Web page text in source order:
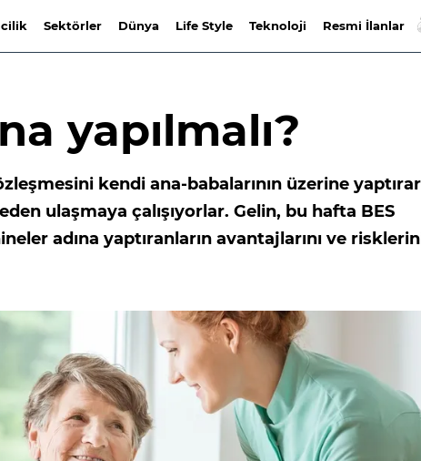
Sektörler Dünya Life Style Teknoloji Resmi İlanlar
yapılmalı?
kendi ana-babalarının üzerine
ulaşmaya çalışıyorlar. Gelin, bu hafta BES
adına yaptıranların avantajlarını ve